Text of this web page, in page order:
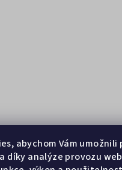
abychom Vám umožnili
díky analýze provozu